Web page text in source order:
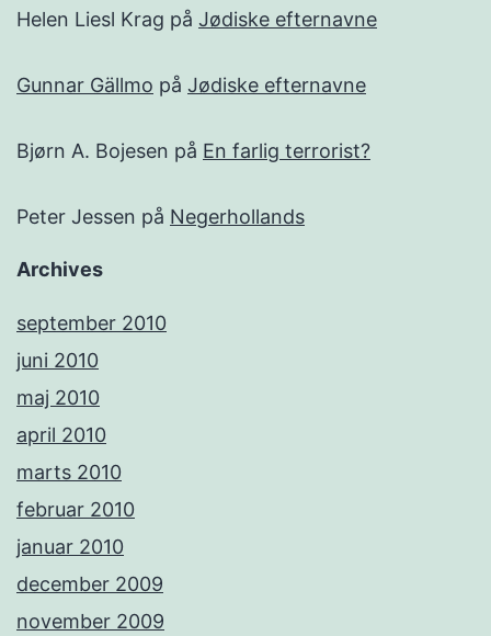
Helen Liesl Krag på Jødiske efternavne
Gunnar Gällmo på Jødiske efternavne
Bjørn A. Bojesen på En farlig terrorist?
Peter Jessen på Negerhollands
Archives
september 2010
juni 2010
maj 2010
april 2010
marts 2010
februar 2010
januar 2010
december 2009
november 2009